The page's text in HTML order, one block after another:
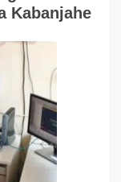
Kabanjahe